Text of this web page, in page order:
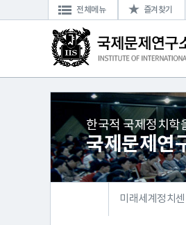
전체메뉴 즐겨찾기
한국적 국제정치학
국제문제연
미래세계정치센